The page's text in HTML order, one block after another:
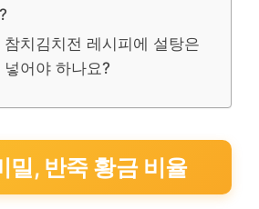
참치김치전 레시피에 설탕은
넣어야 하나요?
밀, 반죽 황금 비율